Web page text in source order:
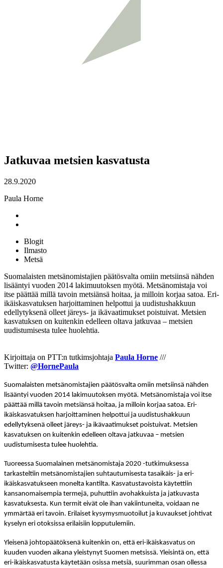
Jatkuvaa metsien kasvatusta
28.9.2020
Paula Horne
Blogit
Ilmasto
Metsä
Suomalaisten metsänomistajien päätösvalta omiin metsiinsä nähden
lisääntyi vuoden 2014 lakimuutoksen myötä. Metsänomistaja voi
itse päättää millä tavoin metsiänsä hoitaa, ja milloin korjaa satoa. Eri-
ikäiskasvatuksen harjoittaminen helpottui ja uudistushakkuun
edellytyksenä olleet järeys- ja ikävaatimukset poistuivat. Metsien
kasvatuksen on kuitenkin edelleen oltava jatkuvaa – metsien
uudistumisesta tulee huolehtia.
Kirjoittaja on PTT:n tutkimsjohtaja Paula Horne ///
Twitter: @HornePaula
Suomalaisten metsänomistajien päätösvalta omiin metsiinsä nähden
lisääntyi vuoden 2014 lakimuutoksen myötä. Metsänomistaja voi itse
päättää millä tavoin metsiänsä hoitaa, ja milloin korjaa satoa. Eri-
ikäiskasvatuksen harjoittaminen helpottui ja uudistushakkuun
edellytyksenä olleet järeys- ja ikävaatimukset poistuivat. Metsien
kasvatuksen on kuitenkin edelleen oltava jatkuvaa – metsien
uudistumisesta tulee huolehtia.
Tuoreessa Suomalainen metsänomistaja 2020 -tutkimuksessa
tarkasteltiin metsänomistajien suhtautumisesta tasaikäis- ja eri-
ikäiskasvatukseen monelta kantilta. Kasvatustavoista käytettiin
kansanomaisempia termejä, puhuttiin avohakkuista ja jatkuvasta
kasvatuksesta. Kun termit eivät ole ihan vakiintuneita, voidaan ne
ymmärtää eri tavoin. Erilaiset kysymysmuotoilut ja kuvaukset johtivat
kyselyn eri otoksissa erilaisiin lopputulemiin.
Yleisenä johtopäätöksenä kuitenkin on, että eri-ikäiskasvatus on
kuuden vuoden aikana yleistynyt Suomen metsissä. Yleisintä on, että
eri-ikäiskasvatusta käytetään osissa metsiä, suurimman osan ollessa